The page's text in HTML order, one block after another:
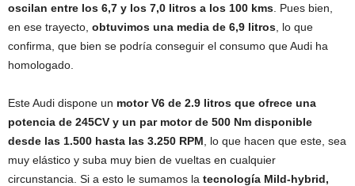
oscilan entre los 6,7 y los 7,0 litros a los 100 kms . Pues bien,
en ese trayecto, obtuvimos una media de 6,9 litros , lo que
confirma, que bien se podría conseguir el consumo que Audi ha
homologado.
Este Audi dispone un motor V6 de 2.9 litros que ofrece una
potencia de 245CV y un par motor de 500 Nm disponible
desde las 1.500 hasta las 3.250 RPM , lo que hacen que este, sea
muy elástico y suba muy bien de vueltas en cualquier
circunstancia. Si a esto le sumamos la tecnología Mild-hybrid,